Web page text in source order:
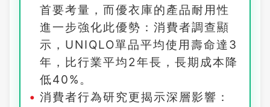
首要考量，而優衣庫的產品耐用性
進一步強化此優勢：消費者調查顯
示，UNIQLO單品平均使用壽命達3
年，比行業平均2年長，長期成本降
低40%。
消費者行為研究更揭示深層影響：